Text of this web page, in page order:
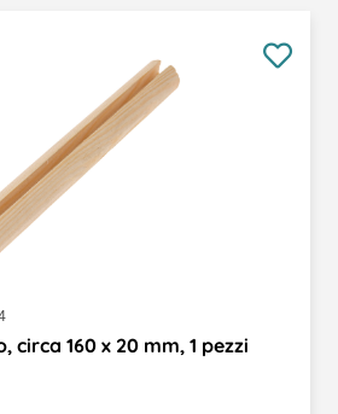
circa 160 x 20 mm, 1 pezzi